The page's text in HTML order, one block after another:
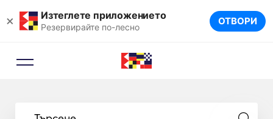
× Изтеглете приложението
Резервирайте по-лесно ОТВОРИ